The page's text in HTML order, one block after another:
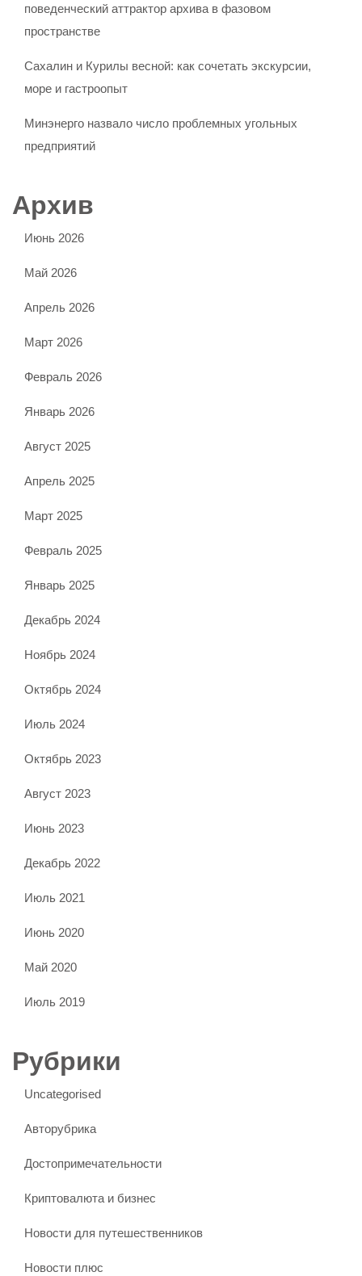
поведенческий аттрактор архива в фазовом
пространстве
Сахалин и Курилы весной: как сочетать экскурсии,
море и гастроопыт
Минэнерго назвало число проблемных угольных
предприятий
Архив
Июнь 2026
Май 2026
Апрель 2026
Март 2026
Февраль 2026
Январь 2026
Август 2025
Апрель 2025
Март 2025
Февраль 2025
Январь 2025
Декабрь 2024
Ноябрь 2024
Октябрь 2024
Июль 2024
Октябрь 2023
Август 2023
Июнь 2023
Декабрь 2022
Июль 2021
Июнь 2020
Май 2020
Июль 2019
Рубрики
Uncategorised
Авторубрика
Достопримечательности
Криптовалюта и бизнес
Новости для путешественников
Новости плюс